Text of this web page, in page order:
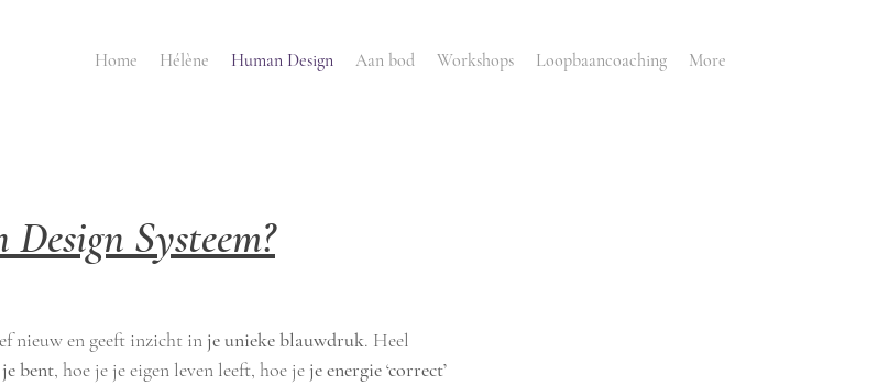
Home Hélène Human Design Aan bod Workshops Loopbaancoaching More
Systeem?
nieuw en geeft inzicht in je unieke blauwdruk. Heel
bent, hoe je je eigen leven leeft, hoe je je energie ‘correct’